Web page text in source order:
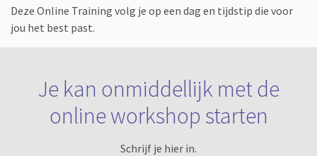
Deze Online Training volg je op een dag en tijdstip die voor
jou het best past.
Je kan onmiddellijk met de
online workshop starten
Schrijf je hier in.